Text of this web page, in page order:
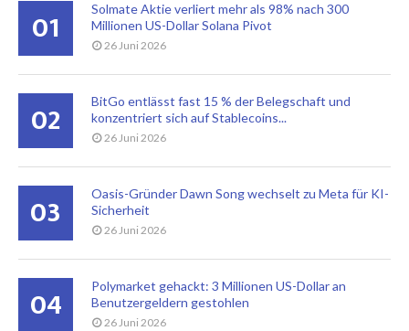
01
Solmate Aktie verliert mehr als 98% nach 300
Millionen US-Dollar Solana Pivot
26 Juni 2026
02
BitGo entlässt fast 15 % der Belegschaft und
konzentriert sich auf Stablecoins...
26 Juni 2026
03
Oasis-Gründer Dawn Song wechselt zu Meta für KI-
Sicherheit
26 Juni 2026
04
Polymarket gehackt: 3 Millionen US-Dollar an
Benutzergeldern gestohlen
26 Juni 2026